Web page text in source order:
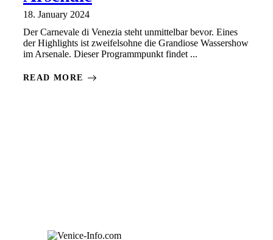
18. January 2024
Der Carnevale di Venezia steht unmittelbar bevor. Eines
der Highlights ist zweifelsohne die Grandiose Wassershow
im Arsenale. Dieser Programmpunkt findet ...
READ MORE